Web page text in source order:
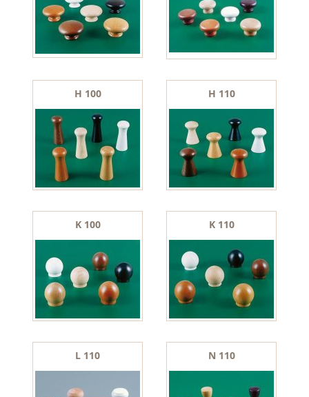
H 100 H 110
K 100 K 110
L 110 N 110